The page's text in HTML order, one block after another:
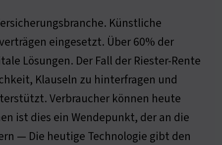
Künstliche
eingesetzt. Über 60% der
Lösungen. Der Fall der Riester-Rente
Klauseln zu hinterfragen und
Verbraucher können heute
ist dies ein Wendepunkt, der an die
— Die heutige Technologie gibt den